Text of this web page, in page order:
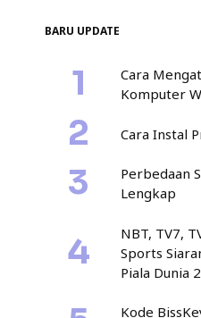
BARU UPDATE
Cara
Komputer
Cara Instal
Perbedaan
Lengkap
NBT, TV7,
Sports
Piala Dunia
Kode